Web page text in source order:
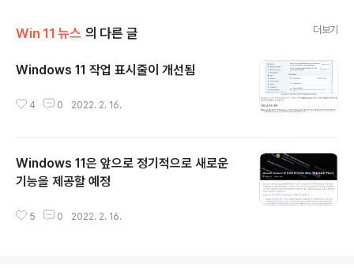
Win 11 뉴스 의 다른 글 더보기
Windows 11 작업 표시줄이 개선됨
4 0 2022. 2. 16.
Windows 11은 앞으로 정기적으로 새로운
기능을 제공할 예정
5 0 2022. 2. 16.